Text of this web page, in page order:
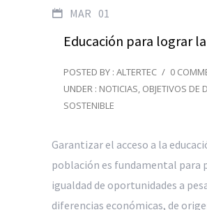
MAR 01
Educación para lograr
POSTED BY : ALTERTEC / 0
UNDER : NOTICIAS, OBJETIVOS DE
SOSTENIBLE
Garantizar el acceso a la
población es fundamental para
igualdad de oportunidades a
diferencias económicas, de